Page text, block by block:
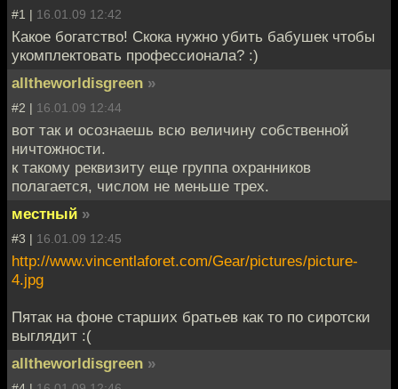
#1 | 16.01.09 12:42
Какое богатство! Скока нужно убить бабушек чтобы
укомплектовать профессионала? :)
alltheworldisgreen »
#2 | 16.01.09 12:44
вот так и осознаешь всю величину собственной
ничтожности.
к такому реквизиту еще группа охранников
полагается, числом не меньше трех.
местный »
#3 | 16.01.09 12:45
http://www.vincentlaforet.com/Gear/pictures/picture-
4.jpg
Пятак на фоне старших братьев как то по сиротски
выглядит :(
alltheworldisgreen »